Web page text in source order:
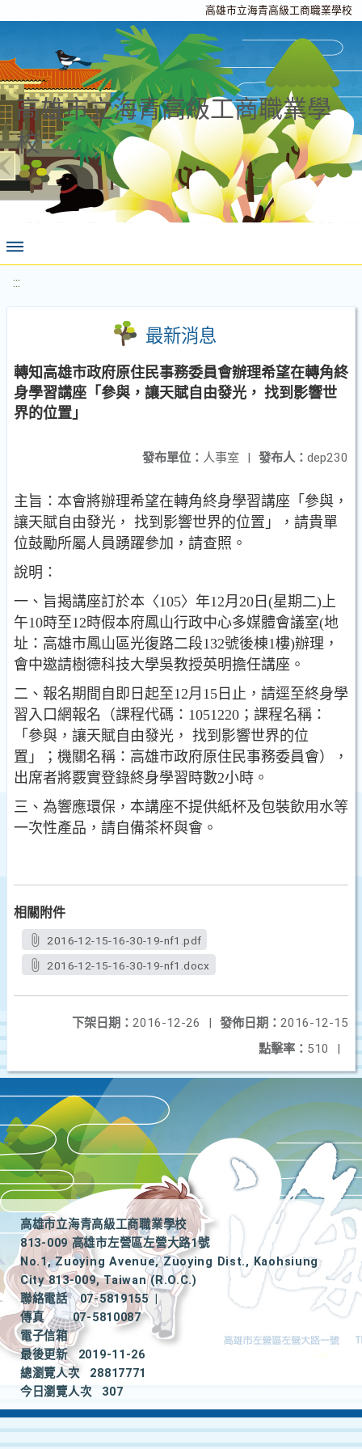
高雄市立海青高級工商職業學校
高雄市立海青高級工商職業學
校
:::
最新消息
轉知高雄市政府原住民事務委員會辦理希望在轉角終
身學習講座「參與，讓天賦自由發光， 找到影響世
界的位置」
發布人： dep230
發布單位： 人事室 |
主旨：本會將辦理希望在轉角終身學習講座「參與，
讓天賦自由發光， 找到影響世界的位置」，請貴單
位鼓勵所屬人員踴躍參加，請查照。
說明：
一、旨揭講座訂於本〈105〉年12月20日(星期二)上
午10時至12時假本府鳳山行政中心多媒體會議室(地
址：高雄市鳳山區光復路二段132號後棟1樓)辦理，
會中邀請樹德科技大學吳教授英明擔任講座。
二、報名期間自即日起至12月15日止，請逕至終身學
習入口網報名（課程代碼：1051220；課程名稱：
「參與，讓天賦自由發光， 找到影響世界的位
置」；機關名稱：高雄市政府原住民事務委員會），
出席者將覈實登錄終身學習時數2小時。
三、為響應環保，本講座不提供紙杯及包裝飲用水等
一次性產品，請自備茶杯與會。
相關附件
2016-12-15-16-30-19-nf1.pdf
2016-12-15-16-30-19-nf1.docx
發佈日期： 2016-12-15
下架日期： 2016-12-26
|
點擊率： 510 |
高雄市立海青高級工商職業學校
813-009 高雄市左營區左營大路1號
No.1, Zuoying Avenue, Zuoying Dist., Kaohsiung
City 813-009, Taiwan (R.O.C.)
聯絡電話
07-5819155
|
傳真
07-5810087
電子信箱
最後更新
2019-11-26
總瀏覽人次
28817771
今日瀏覽人次
307